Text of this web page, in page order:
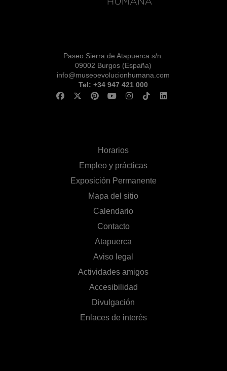
Paseo Sierra de Atapuerca s/n.
09002 Burgos (España)
info@museoevolucionhumana.com
Tel: +34 947 421 000
Horarios
Empleo y prácticas
Exposición Permanente
Mapa del sitio
Calendario
Contacto
Atapuerca
Aviso legal
Actividades amigos
Accesibilidad
Divulgación
Enlaces de interés